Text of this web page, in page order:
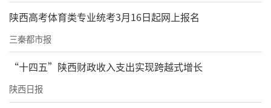
陕西高考体育类专业统考3月16日起网上报名
三秦都市报
“十四五”陕西财政收入支出实现跨越式增长
陕西日报